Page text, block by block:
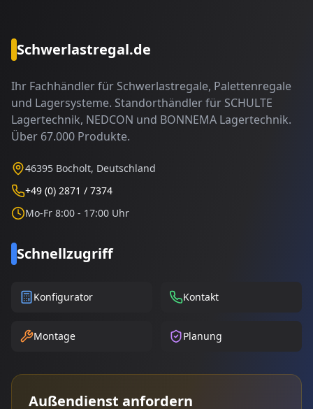
Schwerlastregal.de
Ihr Fachhändler für Schwerlastregale, Palettenregale
und Lagersysteme. Standorthändler für SCHULTE
Lagertechnik, NEDCON und BONNEMA Lagertechnik.
Über 67.000 Produkte.
46395 Bocholt, Deutschland
+49 (0) 2871 / 7374
Mo-Fr 8:00 - 17:00 Uhr
Schnellzugriff
Konfigurator Kontakt
Montage Planung
Außendienst anfordern